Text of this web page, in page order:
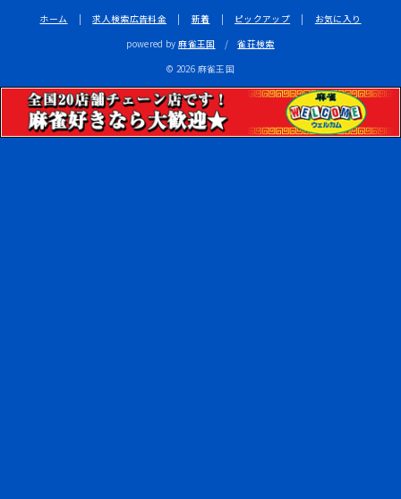
ホーム 求人検索広告料金 新着 ピックアップ
お気に入り
powered by麻雀王国 /
雀荘検索
© 2026 麻雀王国